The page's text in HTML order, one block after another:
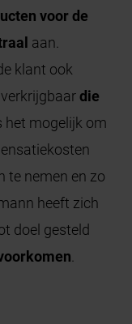
voor de
aan.
klant ook
verkrijgbaardie
het mogelijk om
te nemen en zo
heeft zich
doel gesteld